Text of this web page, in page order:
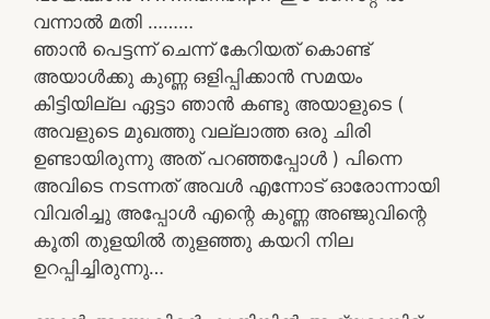
വന്നാൽ മതി ………
ഞാൻ പെട്ടന്ന് ചെന്ന് കേറിയത്‌ കൊണ്ട്
അയാൾക്കു കുണ്ണ ഒളിപ്പിക്കാൻ സമയം
കിട്ടിയില്ല ഏട്ടാ ഞാൻ കണ്ടു അയാളുടെ (
അവളുടെ മുഖത്തു വല്ലാത്ത ഒരു ചിരി
ഉണ്ടായിരുന്നു അത് പറഞ്ഞപ്പോൾ ) പിന്നെ
അവിടെ നടന്നത് അവൾ എന്നോട് ഓരോന്നായി
വിവരിച്ചു അപ്പോൾ എന്റെ കുണ്ണ അഞ്ജുവിന്റെ
കൂതി തുളയിൽ തുളഞ്ഞു കയറി നില
ഉറപ്പിച്ചിരുന്നു…